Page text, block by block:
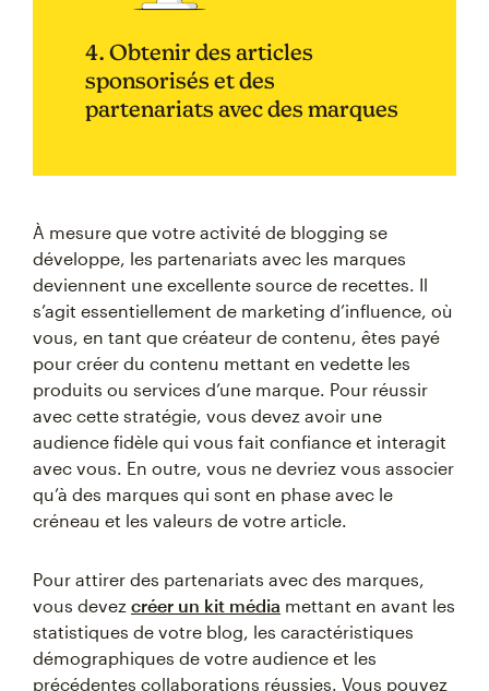
4. Obtenir des articles
sponsorisés et des
partenariats avec des marques
À mesure que votre activité de blogging se
développe, les partenariats avec les marques
deviennent une excellente source de recettes. Il
s’agit essentiellement de marketing d’influence, où
vous, en tant que créateur de contenu, êtes payé
pour créer du contenu mettant en vedette les
produits ou services d’une marque. Pour réussir
avec cette stratégie, vous devez avoir une
audience fidèle qui vous fait confiance et interagit
avec vous. En outre, vous ne devriez vous associer
qu’à des marques qui sont en phase avec le
créneau et les valeurs de votre article.
Pour attirer des partenariats avec des marques,
vous devez créer un kit média mettant en avant les
statistiques de votre blog, les caractéristiques
démographiques de votre audience et les
précédentes collaborations réussies. Vous pouvez